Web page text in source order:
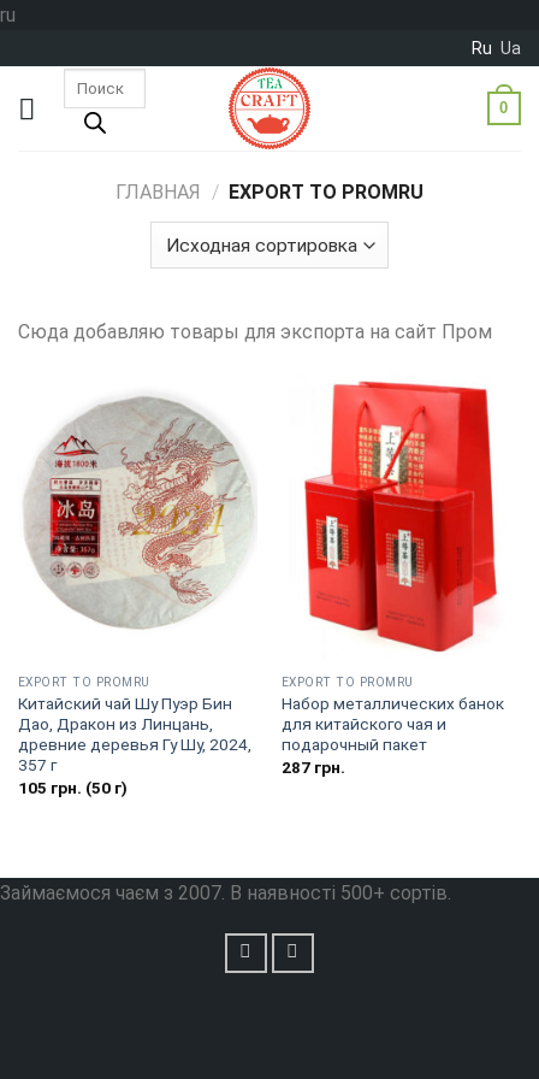
ru
content
Ru Ua
0
ГЛАВНАЯ / EXPORT TO PROMRU
Сюда добавляю товары для экспорта на сайт Пром
EXPORT TO PROMRU
Китайский чай Шу Пуэр Бин
Дао, Дракон из Линцань,
древние деревья Гу Шу, 2024,
357 г
105 грн. (50 г)
EXPORT TO PROMRU
Набор металлических банок
для китайского чая и
подарочный пакет
287грн.
Займаємося чаєм з 2007. В наявності 500+ сортів.